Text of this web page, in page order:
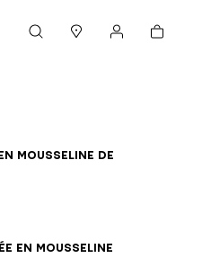
Panier
mousseline de
3436384042
en mousseline
3436384042